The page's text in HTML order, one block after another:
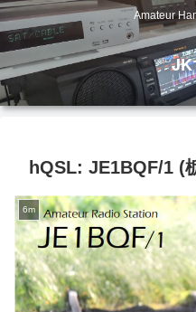
Amateur
hQSL: JE1BQF/1 (
6m